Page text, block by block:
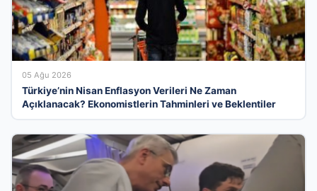
05 Ağu 2026
Türkiye’nin Nisan Enflasyon Verileri Ne Zaman
Açıklanacak? Ekonomistlerin Tahminleri ve Beklentiler